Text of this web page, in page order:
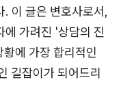
. 이 글은 변호사로서,
에 가려진 '상담의 진
에 가장 합리적인
길잡이가 되어드리